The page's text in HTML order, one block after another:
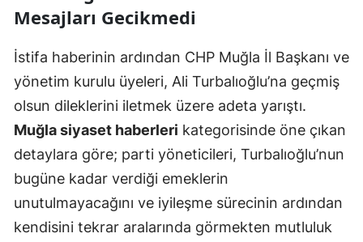
Mesajları Gecikmedi
İstifa haberinin ardından CHP Muğla İl Başkanı ve
yönetim kurulu üyeleri, Ali Turbalıoğlu’na geçmiş
olsun dileklerini iletmek üzere adeta yarıştı.
Muğla siyaset haberleri kategorisinde öne çıkan
detaylara göre; parti yöneticileri, Turbalıoğlu’nun
bugüne kadar verdiği emeklerin
unutulmayacağını ve iyileşme sürecinin ardından
kendisini tekrar aralarında görmekten mutluluk